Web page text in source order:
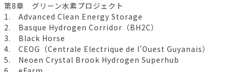
第8章 グリーン水素プロジェクト
1. Advanced Clean Energy Storage
2. Basque Hydrogen Corridor（BH2C）
3. Black Horse
4. CEOG（Centrale Electrique de l’Ouest Guyanais）
5. Neoen Crystal Brook Hydrogen Superhub